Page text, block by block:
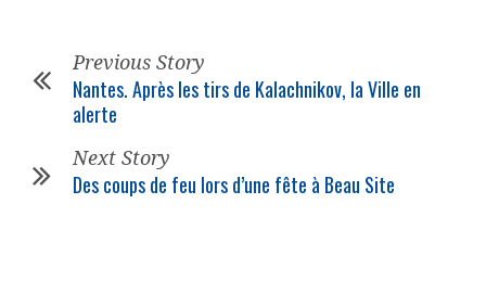
Previous Story
Nantes. Après les tirs de Kalachnikov, la Ville en
alerte
Next Story
Des coups de feu lors d’une fête à Beau Site